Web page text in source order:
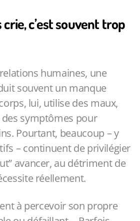
c’est souvent trop
humaines, une
souvent un manque
lui, utilise des maux,
symptômes pour
Pourtant, beaucoup – y
– continuent de privilégier
avancer, au détriment de
réellement.
à percevoir son propre